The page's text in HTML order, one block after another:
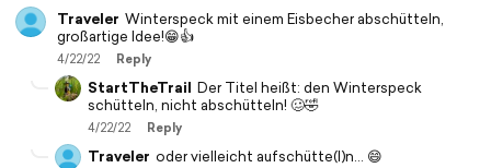
Traveler Winterspeck mit einem Eisbecher abschütteln,
großartige Idee!😁👍
4/22/22 Reply
StartTheTrail Der Titel heißt: den Winterspeck
schütteln, nicht abschütteln! 🥴🤣
4/22/22 Reply
Traveler oder vielleicht aufschütte(l)n... 😄